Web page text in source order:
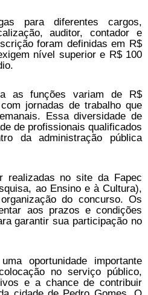
para diferentes cargos,
auditor, contador e
foram definidas em R$
nível superior e R$ 100
as funções variam de R$
jornadas de trabalho que
Essa diversidade de
de profissionais qualificados
da administração pública
realizadas no site da Fapec
ao Ensino e à Cultura),
do concurso. Os
aos prazos e condições
garantir sua participação no
oportunidade importante
no serviço público,
e a chance de contribuir